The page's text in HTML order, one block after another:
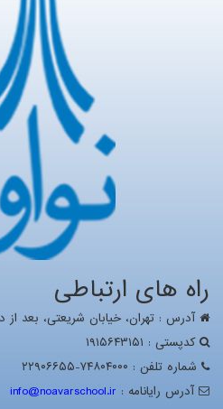
راه های ارتباطی
آدرس : تهران، خيابان شریعتی، بعد از
کدپستی : ۱۹۱۵۶۴۳۱۵۱
شماره تلفن : ۷۴۸۰۴۰۰۰-۲۲۹۰۶۶۵۵
آدرس رايانامه : info@noavarschool.ir